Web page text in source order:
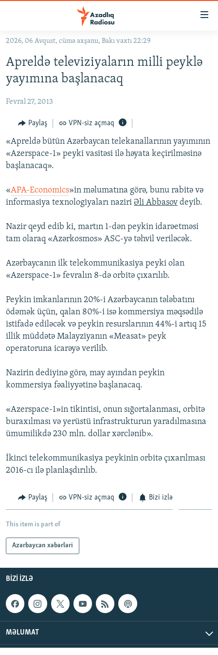
Əsas
qayıt
Əsas
naviqasiyaya
qayıt
#İZAHLA
KORRUPSIOMETR
#ƏSLINDƏ
FƏRQƏ BAX
QANUNI DOĞRU
ARAŞDIRMA
VIDEO
İNFOQRAFIKA
KARIKATURA
RADIO ARXIV
AZƏRBAYCAN ƏDƏBIYYATI KITABXANASI
İSLAM VƏ DEMOKRATIYA
İZ - MƏDƏNIYYƏT PROQRAMI
HAQQIMIZDA
MISSIYAMIZ
PEŞƏ ETIKASI VƏ JURNALISTIKA STANDARTLARIMIZ
MATERIALLARIMIZDAN ISTIFADƏ
AZADLIQRADIOSU MOBIL TELEFONUNUZDA
BIZIMLƏ ƏLAQƏ
XƏBƏR BÜLLETENLƏRIMIZ
BIZI IZLƏ
RFE/RL-in bütün saytları
2026, 06 Avqust, cümə axşamı, Bakı vaxtı 22:29
Apreldə televiziyaların milli peyklə
yayımına başlanacaq
Fevral 27, 2013
Paylaş VPN-siz açmaq
«Apreldə bütün Azərbaycan telekanallarının yayımının
«Azerspace-1» peyki vasitəsi ilə həyata keçirilməsinə
başlanacaq».
«APA-Economics»in məlumatına görə, bunu rabitə və
informasiya texnologiyaları naziri Əli Abbasov deyib.
Nazir qeyd edib ki, martın 1-dən peykin idarəetməsi
tam olaraq «Azərkosmos» ASC-yə təhvil veriləcək.
Azərbaycanın ilk telekommunikasiya peyki olan
«Azerspace-1» fevralın 8-də orbitə çıxarılıb.
Peykin imkanlarının 20%-i Azərbaycanın tələbatını
ödəmək üçün, qalan 80%-i isə kommersiya məqsədilə
istifadə ediləcək və peykin resurslarının 44%-i artıq 15
illik müddətə Malayziyanın «Measat» peyk
operatoruna icarəyə verilib.
Nazirin dediyinə görə, may ayından peykin
kommersiya fəaliyyətinə başlanacaq.
«Azerspace-1»in tikintisi, onun sığortalanması, orbitə
buraxılması və yerüstü infrastrukturun yaradılmasına
ümumilikdə 230 mln. dollar xərclənib».
İkinci telekommunikasiya peykinin orbitə çıxarılması
2016-cı ilə planlaşdırılıb.
Paylaş VPN-siz açmaq Bizi izlə
This item is part of
Azərbaycan xəbərləri
BIZI IZLƏ
MƏLUMAT